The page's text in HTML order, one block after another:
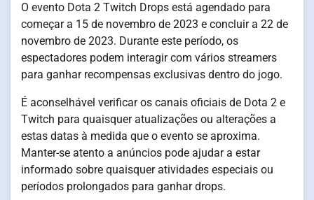
O evento Dota 2 Twitch Drops está agendado para
começar a 15 de novembro de 2023 e concluir a 22 de
novembro de 2023. Durante este período, os
espectadores podem interagir com vários streamers
para ganhar recompensas exclusivas dentro do jogo.
É aconselhável verificar os canais oficiais de Dota 2 e
Twitch para quaisquer atualizações ou alterações a
estas datas à medida que o evento se aproxima.
Manter-se atento a anúncios pode ajudar a estar
informado sobre quaisquer atividades especiais ou
períodos prolongados para ganhar drops.